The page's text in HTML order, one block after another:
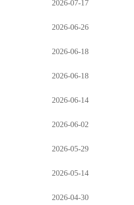
2026-07-17
2026-06-26
2026-06-18
2026-06-18
2026-06-14
2026-06-02
2026-05-29
2026-05-14
2026-04-30